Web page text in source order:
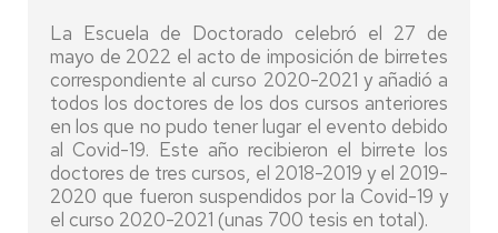
La Escuela de Doctorado celebró el 27 de
mayo de 2022 el acto de imposición de birretes
correspondiente al curso 2020-2021 y añadió a
todos los doctores de los dos cursos anteriores
en los que no pudo tener lugar el evento debido
al Covid-19. Este año recibieron el birrete los
doctores de tres cursos, el 2018-2019 y el 2019-
2020 que fueron suspendidos por la Covid-19 y
el curso 2020-2021 (unas 700 tesis en total).